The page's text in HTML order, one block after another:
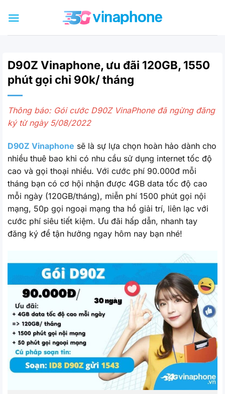
qua
D90Z Vinaphone, ưu đãi 120GB, 1550
phút gọi chỉ 90k/ tháng
Thông báo: Gói cước D90Z VinaPhone đã ngừng đăng
ký từ ngày 5/08/2022
D90Z Vinaphone sẽ là sự lựa chọn hoàn hảo dành cho
nhiều thuê bao khi có nhu cầu sử dụng internet tốc độ
cao và gọi thoại nhiều. Với cước phí 90.000đ mỗi
tháng bạn có cơ hội nhận được 4GB data tốc độ cao
mỗi ngày (120GB/tháng), miễn phí 1500 phút gọi nội
mạng, 50p gọi ngoại mạng tha hồ giải trí, liên lạc với
cước phí siêu tiết kiệm. Ưu đãi hấp dẫn, nhanh tay
đăng ký để tận hưởng ngay hôm nay bạn nhé!